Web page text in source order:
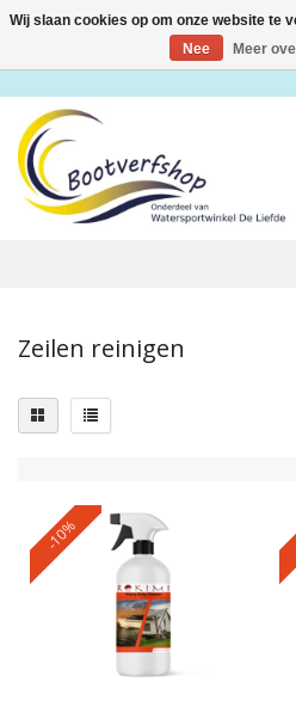
Toggle
Zeilen reinigen
-10%
Wij slaan cookies op om onze website te
Nee
Meer